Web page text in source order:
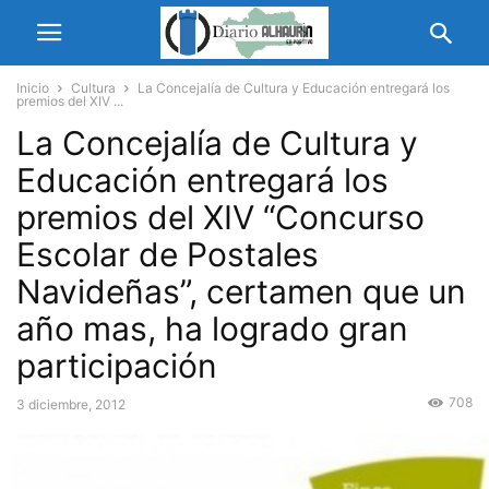
Inicio Cultura
La Concejalía de Cultura y Educación entregará los
premios del XIV ...
La Concejalía de Cultura y
Educación entregará los
premios del XIV “Concurso
Escolar de Postales
Navideñas”, certamen que un
año mas, ha logrado gran
participación
3 diciembre, 2012 708